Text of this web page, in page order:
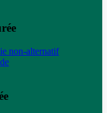
non-alternatif